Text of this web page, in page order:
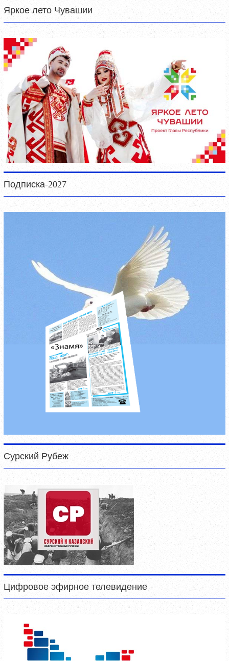
Яркое лето Чувашии
Подписка-2027
Сурский Рубеж
Цифровое эфирное телевидение